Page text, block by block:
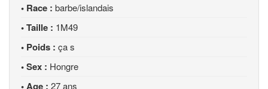
• Race : barbe/islandais
• Taille : 1M49
• Poids : ça s
• Sex : Hongre
• Age : 27 ans